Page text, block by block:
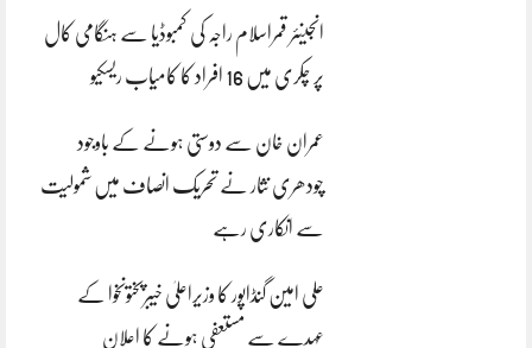
انجینئر قمراسلام راجہ کی کمبوڈیا سے ہنگامی کال
پر چکری میں 16 افراد کا کامیاب ریسکیو
عمران خان سے دوستی ہونے کے باوجود
چودھری نثار نے تحریک انصاف میں شمولیت
سے انکاری رہے
علی امین گنڈاپور کا وزیراعلیٰ خیبرپختونخوا کے
عہدے سے مستعفی ہونے کا اعلان